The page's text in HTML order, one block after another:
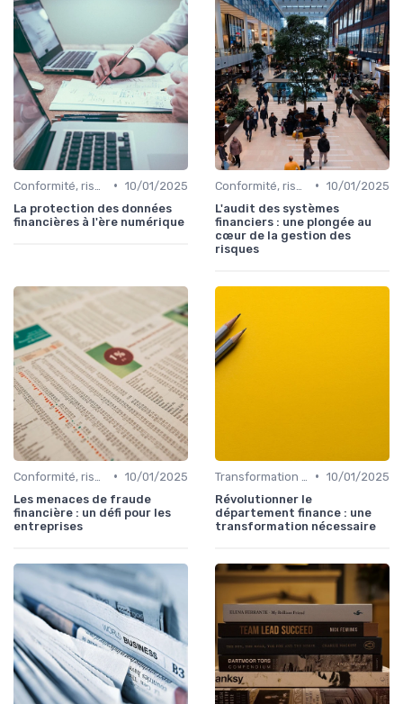
• 10/01/2025
La protection des données
financières à l'ère numérique
• 10/01/2025
L'audit des systèmes
financiers : une plongée au
cœur de la gestion des
risques
• 10/01/2025
Les menaces de fraude
financière : un défi pour les
entreprises
• 10/01/2025
Révolutionner le
département finance : une
transformation nécessaire